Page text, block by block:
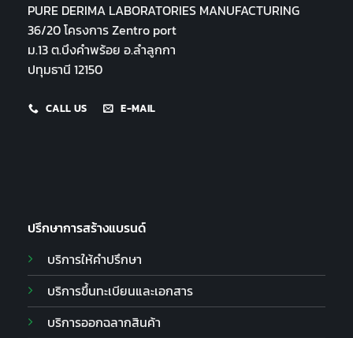
PURE DERIMA LABORATORIES MANUFACTURING
36/20 โครงการ Zentro port
ม.13 ต.บึงคำพร้อย อ.ลำลูกกา
ปทุมธานี 12150
CALL US E-MAIL
ปรึกษาการสร้างแบรนด์
บริการให้คำปรึกษา
บริการขึ้นทะเบียนและเอกสาร
บริการออกฉลากสินค้า